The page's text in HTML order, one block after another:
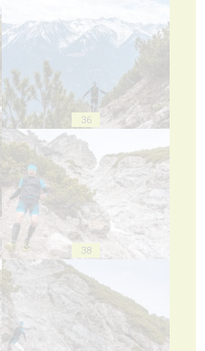
36
38